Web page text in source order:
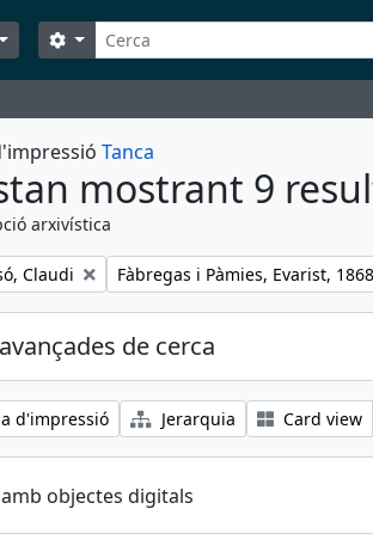
Cerca
Search options
Tanca
mostrant 9
arxivística
Claudi Remove filter:
Fàbregas i Pàmies, Evarist,
de cerca
d'impressió Jerarquia Card view
objectes digitals